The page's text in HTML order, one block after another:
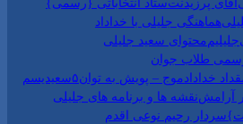
آقای پرزیدنتستاد انتخاباتی {رسمی}
هماهنگی جلیلی با خداداد
جلیلیم محتوای سعید جلیلی
طلاب جوان
خداداد موج – پویش به توان۵
سعیدیسم
آرامشنقشه ها و برنامه های جلیلی
سردار رحیم نوعی اقدم